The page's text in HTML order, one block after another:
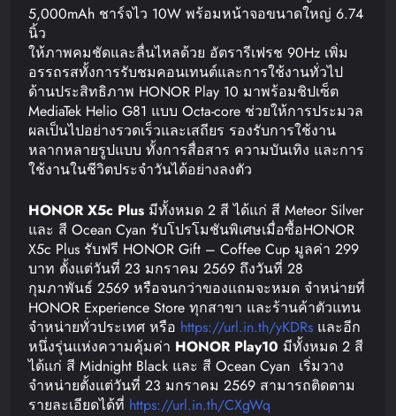
5,000mAh ชาร์จไว 10W พร้อมหน้าจอขนาดใหญ่ 6.74
นิ้ว
ให้ภาพคมชัดและลื่นไหลด้วย อัตรารีเฟรช 90Hz เพิ่ม
อรรถรสทั้งการรับชมคอนเทนต์และการใช้งานทั่วไป
ด้านประสิทธิภาพ HONOR Play 10 มาพร้อมชิปเซ็ต
MediaTek Helio G81 แบบ Octa-core ช่วยให้การประมวล
ผลเป็นไปอย่างรวดเร็วและเสถียร รองรับการใช้งาน
หลากหลายรูปแบบ ทั้งการสื่อสาร ความบันเทิง และการ
ใช้งานในชีวิตประจำวันได้อย่างลงตัว
HONOR X5c Plus มีทั้งหมด 2 สี ได้แก่ สี Meteor Silver
และ สี Ocean Cyan รับโปรโมชันพิเศษเมื่อซื้อHONOR
X5c Plus รับฟรี HONOR Gift – Coffee Cup มูลค่า 299
บาท ตั้งแต่วันที่ 23 มกราคม 2569 ถึงวันที่ 28
กุมภาพันธ์ 2569 หรือจนกว่าของแถมจะหมด จำหน่ายที่
HONOR Experience Store ทุกสาขา และร้านค้าตัวแทน
จำหน่ายทั่วประเทศ หรือ https://url.in.th/yKDRs และอีก
หนึ่งรุ่นแห่งความคุ้มค่า HONOR Play10 มีทั้งหมด 2 สี
ได้แก่ สี Midnight Black และ สี Ocean Cyan เริ่มวาง
จำหน่ายตั้งแต่วันที่ 23 มกราคม 2569 สามารถติดตาม
รายละเอียดได้ที่ https://url.in.th/CXgWq